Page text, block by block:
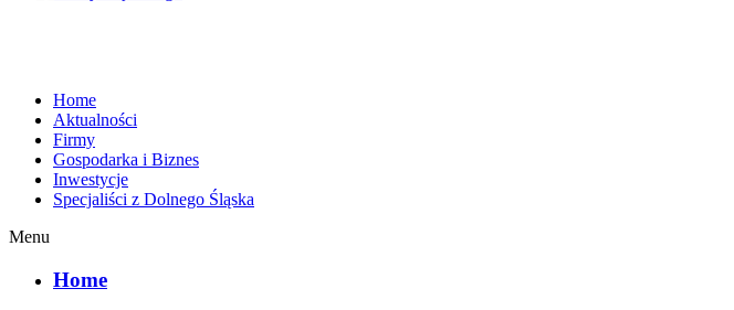
Home
Aktualności
Firmy
Gospodarka i Biznes
Inwestycje
Specjaliści z Dolnego Śląska
Menu
Home